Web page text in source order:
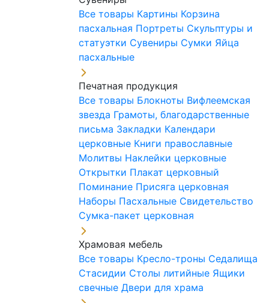
Все товары Картины Корзина
пасхальная Портреты Скульптуры и
статуэтки Сувениры Сумки Яйца
пасхальные
Печатная продукция
Все товары Блокноты Вифлеемская
звезда Грамоты, благодарственные
письма Закладки Календари
церковные Книги православные
Молитвы Наклейки церковные
Открытки Плакат церковный
Поминание Присяга церковная
Наборы Пасхальные Свидетельство
Сумка-пакет церковная
Храмовая мебель
Все товары Кресло-троны Седалища
Стасидии Столы литийные Ящики
свечные Двери для храма